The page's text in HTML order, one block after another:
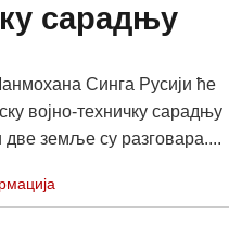
сарадњу
Синга Русији ће
војно-техничку сарадњу
земље су разговара....